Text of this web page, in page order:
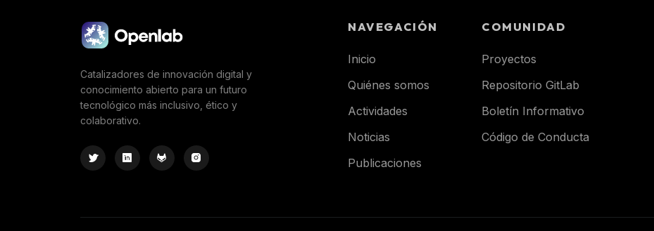
Catalizadores de innovación digital y
conocimiento abierto para un futuro
tecnológico más inclusivo, ético y
colaborativo.
NAVEGACIÓN
Inicio
Quiénes somos
Actividades
Noticias
Publicaciones
COMUNIDAD
Proyectos
Repositorio GitLab
Boletín Informativo
Código de Conducta